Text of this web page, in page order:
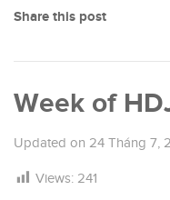
Share this post
Week of
Updated on 24 Tháng 7,
Views: 241